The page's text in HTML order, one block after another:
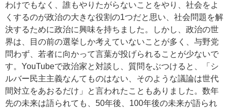
わけでもなく、誰もやりたがらないことをやり、社会をよ
くするのが政治の大きな役割の1つだと思い、社会問題を解
決するために政治に興味を持ちました。しかし、政治の世
界は、目の前の選挙しか考えていないことが多く、与野党
問わず、若者に向かって言葉が投げられることが少ないで
す。YouTubeで政治家と対談し、質問をぶつけると、「シ
ルバー民主主義なんてものはない、そのような議論は世代
間対立をあおるだけ」と言われたこともありました。数年
先の未来は語られても、50年後、100年後の未来が語られ